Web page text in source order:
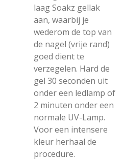
laag Soakz gellak
aan, waarbij je
wederom de top van
de nagel (vrije rand)
goed dient te
verzegelen. Hard de
gel 30 seconden uit
onder een ledlamp of
2 minuten onder een
normale UV-Lamp.
Voor een intensere
kleur herhaal de
procedure.